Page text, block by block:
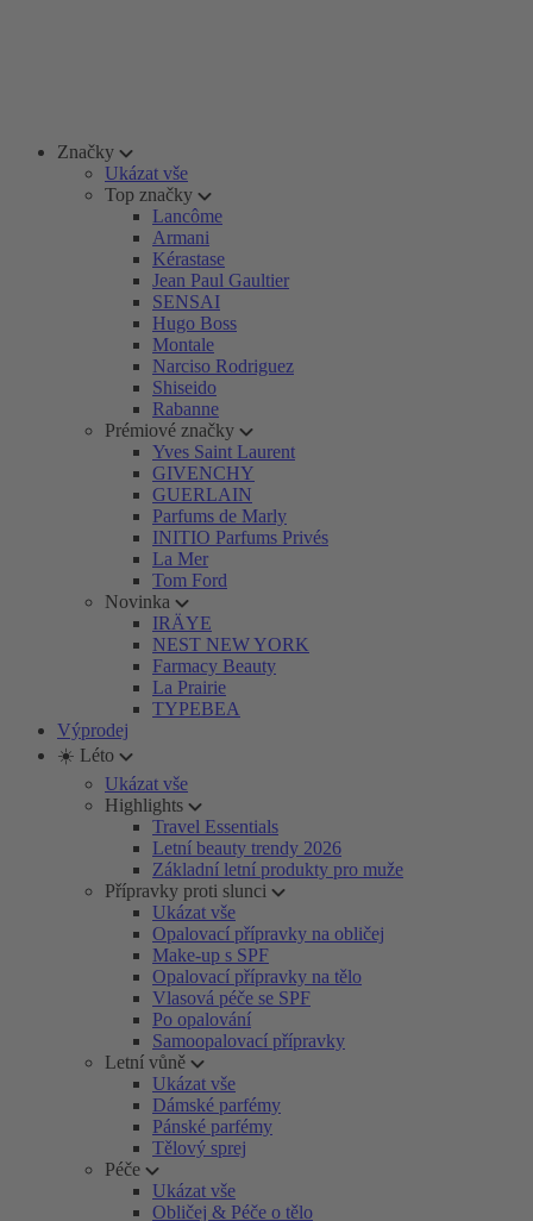
Značky
Ukázat vše
Top značky
Lancôme
Armani
Kérastase
Jean Paul Gaultier
SENSAI
Hugo Boss
Montale
Narciso Rodriguez
Shiseido
Rabanne
Prémiové značky
Yves Saint Laurent
GIVENCHY
GUERLAIN
Parfums de Marly
INITIO Parfums Privés
La Mer
Tom Ford
Novinka
IRÄYE
NEST NEW YORK
Farmacy Beauty
La Prairie
TYPEBEA
Výprodej
☀️ Léto
Ukázat vše
Highlights
Travel Essentials
Letní beauty trendy 2026
Základní letní produkty pro muže
Přípravky proti slunci
Ukázat vše
Opalovací přípravky na obličej
Make-up s SPF
Opalovací přípravky na tělo
Vlasová péče se SPF
Po opalování
Samoopalovací přípravky
Letní vůně
Ukázat vše
Dámské parfémy
Pánské parfémy
Tělový sprej
Péče
Ukázat vše
Obličej & Péče o tělo